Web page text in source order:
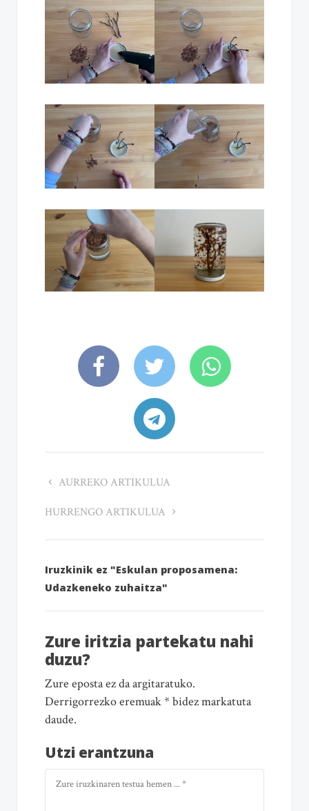
AURREKO ARTIKULUA
HURRENGO ARTIKULUA
Iruzkinik ez "Eskulan proposamena:
Udazkeneko zuhaitza"
Zure iritzia partekatu nahi
duzu?
Zure eposta ez da argitaratuko.
Derrigorrezko eremuak * bidez markatuta
daude.
Utzi erantzuna